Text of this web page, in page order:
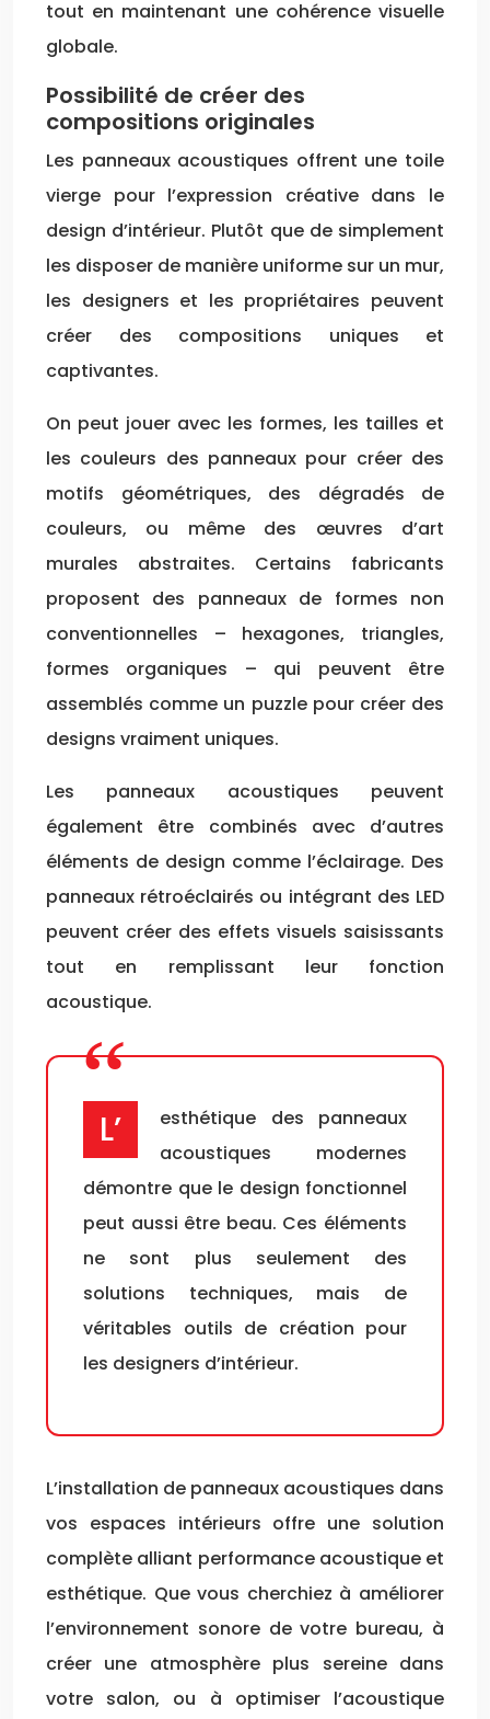
tout en maintenant une cohérence visuelle
globale.
Possibilité de créer des
compositions originales
Les panneaux acoustiques offrent une toile
vierge pour l’expression créative dans le
design d’intérieur. Plutôt que de simplement
les disposer de manière uniforme sur un mur,
les designers et les propriétaires peuvent
créer des compositions uniques et
captivantes.
On peut jouer avec les formes, les tailles et
les couleurs des panneaux pour créer des
motifs géométriques, des dégradés de
couleurs, ou même des œuvres d’art
murales abstraites. Certains fabricants
proposent des panneaux de formes non
conventionnelles – hexagones, triangles,
formes organiques – qui peuvent être
assemblés comme un puzzle pour créer des
designs vraiment uniques.
Les panneaux acoustiques peuvent
également être combinés avec d’autres
éléments de design comme l’éclairage. Des
panneaux rétroéclairés ou intégrant des LED
peuvent créer des effets visuels saisissants
tout en remplissant leur fonction
acoustique.
L’esthétique des panneaux
acoustiques modernes
démontre que le design fonctionnel
peut aussi être beau. Ces éléments
ne sont plus seulement des
solutions techniques, mais de
véritables outils de création pour
les designers d’intérieur.
L’installation de panneaux acoustiques dans
vos espaces intérieurs offre une solution
complète alliant performance acoustique et
esthétique. Que vous cherchiez à améliorer
l’environnement sonore de votre bureau, à
créer une atmosphère plus sereine dans
votre salon, ou à optimiser l’acoustique